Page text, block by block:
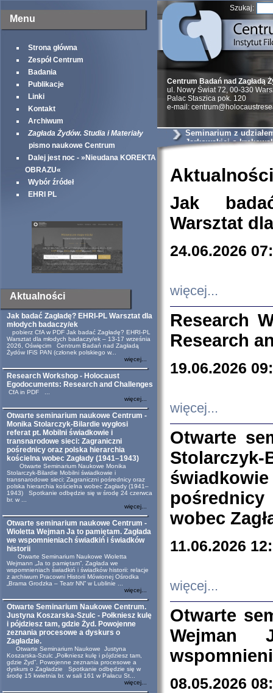
Menu
Strona główna
Zespół Centrum
Badania
Publikacje
Linki
Kontakt
Archiwum
Zagłada Żydów. Studia i Materiały
pismo naukowe Centrum
Dalej jest noc - »Nieudana KOREKTA
OBRAZU«
Wybór źródeł
EHRI PL
Aktualności
Jak badać Zagładę? EHRI-PL Warsztat dla
młodych badaczy/ek
pobierz CfA w PDF Jak badać Zagładę? EHRI-PL
Warsztat dla młodych badaczy/ek – 13-17 września
2026, Oświęcim Centrum Badań nad Zagładą
Żydów IFiS PAN (członek polskiego w...
więcej...
Research Workshop - Holocaust
Egodocuments: Research and Challenges
CfA in PDF ...
więcej...
Otwarte seminarium naukowe Centrum -
Monika Stolarczyk-Bilardie wygłosi
referat pt. Mobilni świadkowie i
transnarodowe sieci: Zagraniczni
pośrednicy oraz polska hierarchia
kościelna wobec Zagłady (1941–1943)
Otwarte Seminarium Naukowe Monika
Stolarczyk-Bilardie Mobilni świadkowie i
transnarodowe sieci: Zagraniczni pośrednicy oraz
polska hierarchia kościelna wobec Zagłady (1941–
1943) Spotkanie odbędzie się w środę 24 czerwca
br. w ...
więcej...
Otwarte seminarium naukowe Centrum -
Wioletta Wejman Ja to pamiętam. Zagłada
we wspomnieniach świadkiń i świadków
historii
Otwarte Seminarium Naukowe Wioletta
Wejmann „Ja to pamiętam”. Zagłada we
wspomnieniach świadkiń i świadków historii: relacje
z archiwum Pracowni Historii Mówionej Ośrodka
„Brama Grodzka – Teatr NN” w Lublinie ...
więcej...
Otwarte Seminarium Naukowe Centrum.
Justyna Koszarska-Szulc - Połkniesz kulę
i pójdziesz tam, gdzie Żyd. Powojenne
zeznania procesowe a dyskurs o
Zagładzie.
Otwarte Seminarium Naukowe Justyna
Koszarska-Szulc „Połkniesz kulę i pójdziesz tam,
gdzie Żyd”. Powojenne zeznania procesowe a
dyskurs o Zagładzie Spotkanie odbędzie się w
środę 15 kwietnia br. w sali 161 w Pałacu St...
więcej...
Szukaj:
Centrum Badań nad Zagładą
ul. Nowy Świat 72, 00-330
Palac Staszica pok. 120
e-mail:
Seminarium z
Jarkowskiej o
Aktualności
Jak
Warsztat
24.06.2026
więcej...
Research
Research
19.06.2026
więcej...
Otwarte
wobec
11.06.2026
więcej...
Otwarte
Wejman
08.05.2026